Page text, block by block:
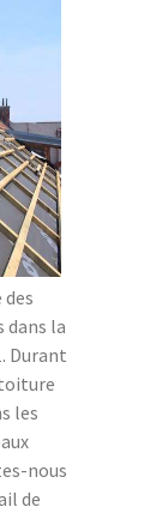
des
dans la
Durant
les
nous
de